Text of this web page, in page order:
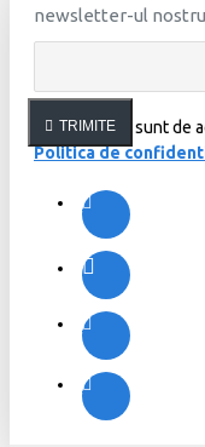
newsletter-ul nostru
TRIMITE
Am citit şi sunt de
Politica de